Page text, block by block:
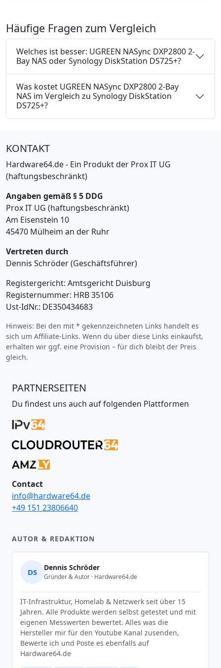
Häufige Fragen zum Vergleich
Welches ist besser: UGREEN NASync DXP2800 2-
Bay NAS oder Synology DiskStation DS725+?
Was kostet UGREEN NASync DXP2800 2-Bay
NAS im Vergleich zu Synology DiskStation
DS725+?
KONTAKT
Hardware64.de - Ein Produkt der Prox IT UG
(haftungsbeschränkt)
Angaben gemäß § 5 DDG
Prox IT UG (haftungsbeschränkt)
Am Eisenstein 10
45470 Mülheim an der Ruhr
Vertreten durch
Dennis Schröder (Geschäftsführer)
Registergericht: Amtsgericht Duisburg
Registernummer: HRB 35106
Ust-IdNr.: DE350434683
Hinweis: Bei den mit * gekennzeichneten Links handelt es
sich um Affiliate-Links. Wenn du über diese Links einkaufst,
erhalten wir ggf. eine Provision – für dich bleibt der Preis
gleich.
PARTNERSEITEN
Du findest uns auch auf folgenden Plattformen
Contact
info@hardware64.de
+49 151 23806640
AUTOR & REDAKTION
DS Dennis Schröder
Gründer & Autor · Hardware64.de
IT-Infrastruktur, Homelab & Netzwerk seit über 15
Jahren. Alle Produkte werden selbst getestet und mit
eigenen Messwerten bewertet. Alles was die
Hersteller mir für den Youtube Kanal zusenden,
Bewerte ich und Poste es ebenfalls auf
Hardware64.de